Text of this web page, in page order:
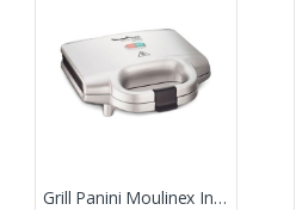
Grill Panini Moulinex Inox - SM156140